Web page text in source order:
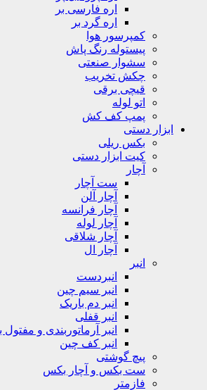
اره فارسی بر
اره گرد بر
کمپرسور هوا
پیستوله رنگ پاش
سشوار صنعتی
چکش تخریب
قیچی برقی
اتو لوله
پمپ کف کش
ابزار دستی
بکس ریلی
کیت ابزار دستی
آچار
ست آچار
آچار آلن
آچار فرانسه
آچار لوله
آچار شلاقی
آچار ال
انبر
انبردست
انبر سیم چین
انبر دم باریک
انبر قفلی
انبر آرماتوربندی و مفتول
انبر کف چین
پیچ گوشتی
ست بکس و آچار بکس
فازمتر